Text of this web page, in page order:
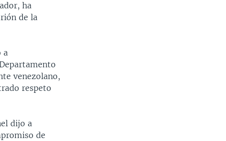
ha
de la
a
venezolano,
respeto
dijo a
de